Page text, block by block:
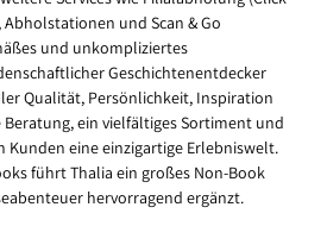
und Scan & Go
und unkompliziertes
Geschichtenentdecker
Qualität, Persönlichkeit, Inspiration
Beratung, ein vielfältiges Sortiment und
Kunden eine einzigartige Erlebniswelt.
führt Thalia ein großes Non-Book
hervorragend ergänzt.